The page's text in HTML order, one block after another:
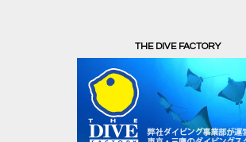
THE DIVE FACTORY